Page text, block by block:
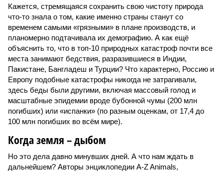
Кажется, стремящаяся сохранить свою чистоту природа
что-то знала о том, какие именно страны станут со
временем самыми «грязными» в плане производств, и
планомерно подтачивала их демографию. А как ещё
объяснить то, что в топ-10 природных катастроф почти все
места занимают бедствия, разразившиеся в Индии,
Пакистане, Бангладеш и Турции? Что характерно, Россию и
Европу подобные катастрофы никогда не затрагивали,
здесь беды были другими, включая массовый голод и
масштабные эпидемии вроде бубонной чумы (200 млн
погибших) или «испанки» (по разным оценкам, от 17,4 до
100 млн погибших во всём мире).
Когда земля – дыбом
Но это дела давно минувших дней. А что нам ждать в
дальнейшем? Авторы энциклопедии A-Z Animals,